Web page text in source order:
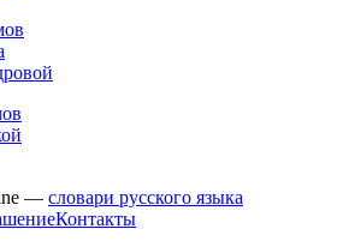
— словари русского языка
Контакты